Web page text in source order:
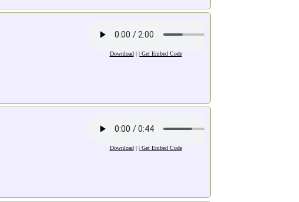
Download| |Get Embed Code
Download| |Get Embed Code